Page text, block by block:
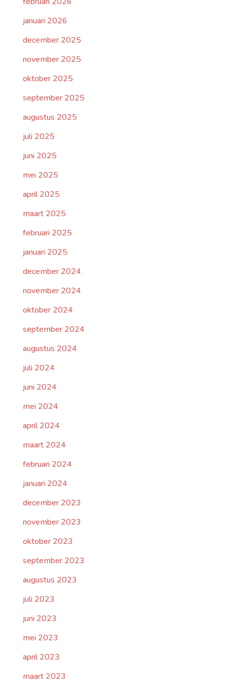
januari 2026
december 2025
november 2025
oktober 2025
september 2025
augustus 2025
juli 2025
juni 2025
mei 2025
april 2025
maart 2025
februari 2025
januari 2025
december 2024
november 2024
oktober 2024
september 2024
augustus 2024
juli 2024
juni 2024
mei 2024
april 2024
maart 2024
februari 2024
januari 2024
december 2023
november 2023
oktober 2023
september 2023
augustus 2023
juli 2023
juni 2023
mei 2023
april 2023
maart 2023